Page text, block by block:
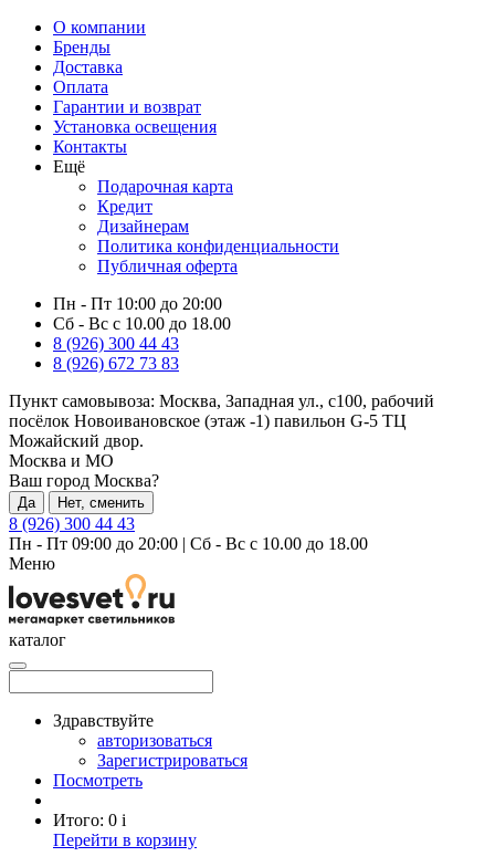
О компании
Бренды
Доставка
Оплата
Гарантии и возврат
Установка освещения
Контакты
Ещё
Подарочная карта
Кредит
Дизайнерам
Политика конфиденциальности
Публичная оферта
Пн - Пт 10:00 до 20:00
Сб - Вс с 10.00 до 18.00
8 (926) 300 44 43
8 (926) 672 73 83
Пункт самовывоза: Москва, Западная ул., с100, рабочий
посёлок Новоивановское (этаж -1) павильон G-5 ТЦ
Можайский двор.
Москва и МО
Ваш город Москва?
Да Нет, сменить
8 (926) 300 44 43
Пн - Пт 09:00 до 20:00 | Сб - Вс с 10.00 до 18.00
Меню
каталог
Здравствуйте
авторизоваться
Зарегистрироваться
Посмотреть
Итого: 0 i
Перейти в корзину